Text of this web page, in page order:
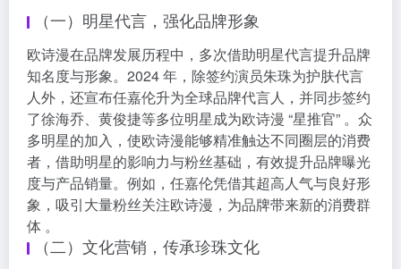
（一）明星代言，强化品牌形象
欧诗漫在品牌发展历程中，多次借助明星代言提升品牌
知名度与形象。2024 年，除签约演员朱珠为护肤代言
人外，还宣布任嘉伦升为全球品牌代言人，并同步签约
了徐海乔、黄俊捷等多位明星成为欧诗漫 “星推官” 。众
多明星的加入，使欧诗漫能够精准触达不同圈层的消费
者，借助明星的影响力与粉丝基础，有效提升品牌曝光
度与产品销量。例如，任嘉伦凭借其超高人气与良好形
象，吸引大量粉丝关注欧诗漫，为品牌带来新的消费群
体 。
（二）文化营销，传承珍珠文化